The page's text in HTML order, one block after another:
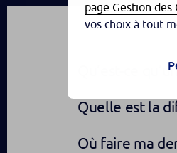
Qu’est-ce
Quelle est la
Où faire ma
page Gestion des
vos choix à tout